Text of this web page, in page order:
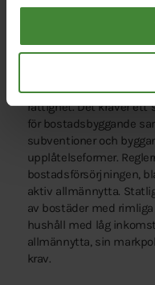
renoveringsbehov. Den
bostadssegregationen
Miljöpartiet vill
rättighet. Det kräver ett
för bostadsbyggande
subventioner och
upplåtelseformer.
bostadsförsörjningen,
aktiv allmännytta.
av bostäder med
hushåll med låg
allmännytta, sin
krav.